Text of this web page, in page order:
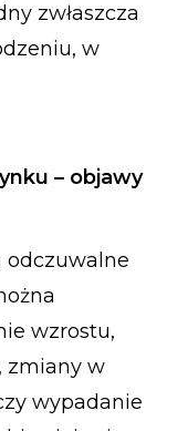
zwłaszcza
w
– objawy
odczuwalne
wzrostu,
zmiany w
wypadanie